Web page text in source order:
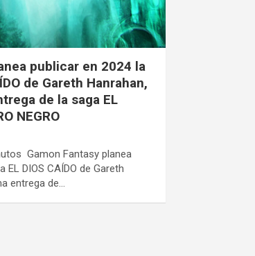
publicar en 2024 la
de Gareth Hanrahan,
de la saga EL
NEGRO
Gamon Fantasy planea
EL DIOS CAÍDO de Gareth
entrega de…